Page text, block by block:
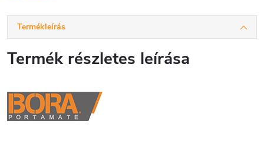
Termékleírás
Termék részletes leírása